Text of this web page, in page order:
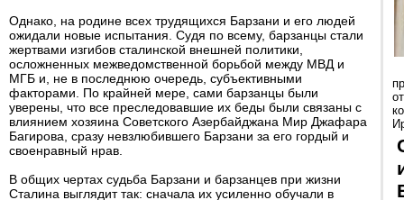
Однако, на родине всех трудящихся Барзани и его людей
ожидали новые испытания. Судя по всему, барзанцы стали
жертвами изгибов сталинской внешней политики,
осложненных межведомственной борьбой между МВД и
МГБ и, не в последнюю очередь, субъективными
факторами. По крайней мере, сами барзанцы были
уверены, что все преследовавшие их беды были связаны с
влиянием хозяина Советского Азербайджана Мир Джафара
Багирова, сразу невзлюбившего Барзани за его гордый и
своенравный нрав.
В общих чертах судьба Барзани и барзанцев при жизни
Сталина выглядит так: сначала их усиленно обучали в